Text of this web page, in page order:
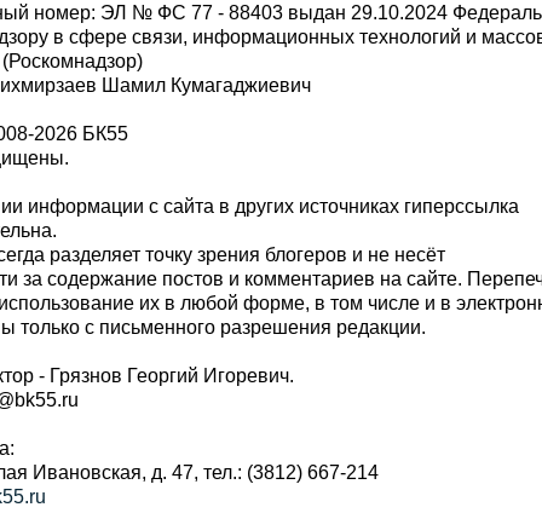
номер: ЭЛ № ФС 77 - 88403 выдан 29.10.2024
в сфере связи, информационных технологий и
Шамил Кумагаджиевич
2026 БК55
информации с сайта в других источниках гиперссылка
разделяет точку зрения блогеров и не несёт
за содержание постов и комментариев на сайте.
их в любой форме, в том числе и в
с письменного разрешения редакции.
- Грязнов Георгий Игоревич.
Ивановская, д. 47, тел.: (3812) 667-214